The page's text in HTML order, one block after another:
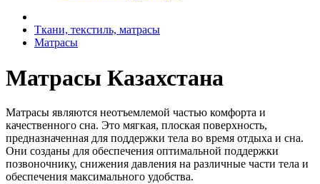
Ткани, текстиль, матрасы
Матрасы
Матрасы Казахстана
Матрасы являются неотъемлемой частью комфорта и
качественного сна. Это мягкая, плоская поверхность,
предназначенная для поддержки тела во время отдыха и сна.
Они созданы для обеспечения оптимальной поддержки
позвоночнику, снижения давления на различные части тела и
обеспечения максимального удобства.